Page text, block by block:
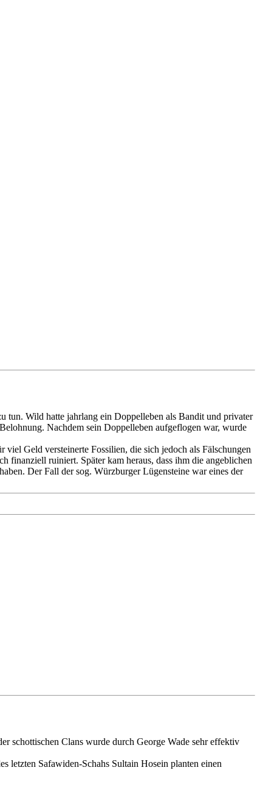
tun. Wild hatte jahrlang ein Doppelleben als Bandit und privater
Nachdem sein Doppelleben aufgeflogen war, wurde
Geld versteinerte Fossilien, die sich jedoch als Fälschungen
finanziell ruiniert. Später kam heraus, dass ihm die angeblichen
Der Fall der sog. Würzburger Lügensteine war eines der
schottischen Clans wurde durch George Wade sehr effektiv
letzten Safawiden-Schahs Sultain Hosein planten einen